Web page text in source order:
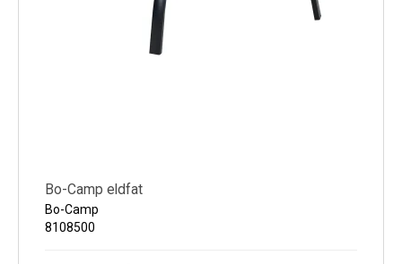
Bo-Camp eldfat
Bo-Camp
8108500